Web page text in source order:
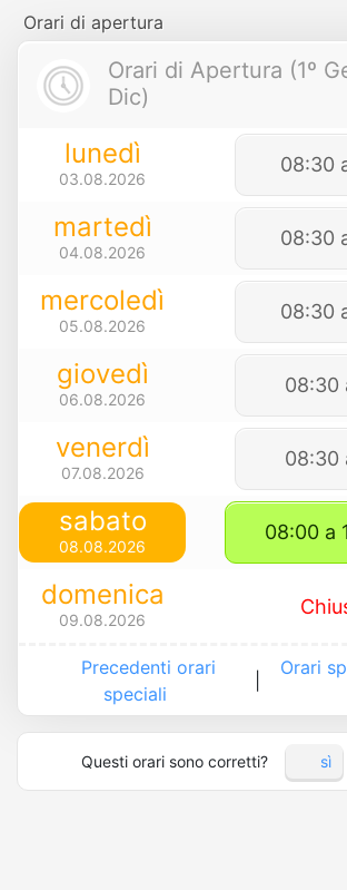
Orari di apertura
Orari di Apertura (1º
Dic)
lunedì
03.08.2026
08:30
martedì
04.08.2026
08:30
mercoledì
05.08.2026
08:30
giovedì
06.08.2026
08:30
venerdì
07.08.2026
08:30
sabato
08.08.2026
08:00 a
domenica
09.08.2026
Precedenti orari
speciali
Orari
Questi orari sono corretti? sì